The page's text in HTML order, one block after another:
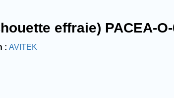
effraie) PACEA-
AVITEK